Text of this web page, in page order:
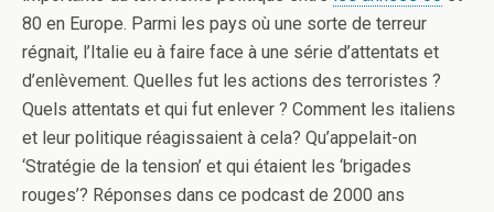
80 en Europe. Parmi les pays où une sorte de terreur
régnait, l’Italie eu à faire face à une série d’attentats et
d’enlèvement. Quelles fut les actions des terroristes ?
Quels attentats et qui fut enlever ? Comment les italiens
et leur politique réagissaient à cela? Qu’appelait-on
‘Stratégie de la tension’ et qui étaient les ‘brigades
rouges’? Réponses dans ce podcast de 2000 ans